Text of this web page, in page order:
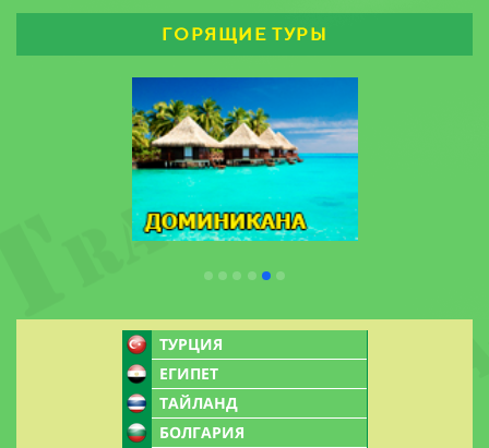
ГОРЯЩИЕ ТУРЫ
ТУРЦИЯ
ЕГИПЕТ
ТАЙЛАНД
БОЛГАРИЯ